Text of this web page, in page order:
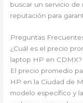
buscar un servicio
reputación para
Preguntas
¿Cuál es el precio
laptop HP en CDMX?
El precio promedio
HP en la Ciudad de
modelo específico y